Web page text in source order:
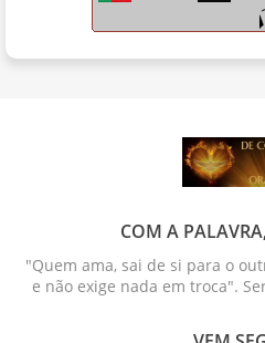
COM A
"Quem ama, sai de si para o
e não exige nada em troca".